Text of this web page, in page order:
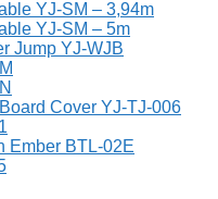
YJ-SM – 3,94m
YJ-SM – 5m
Jump YJ-WJB
Cover YJ-TJ-006
Ember BTL-02E